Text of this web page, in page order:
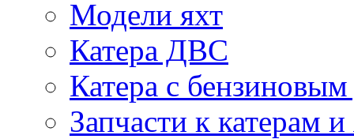
Модели яхт
Катера ДВС
Катера с бензиновым
Запчасти к катерам